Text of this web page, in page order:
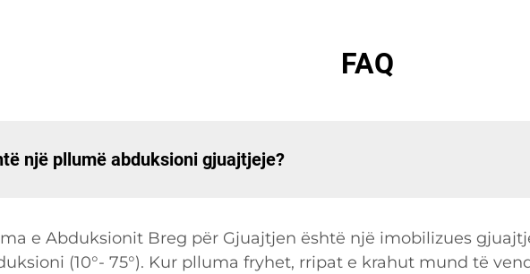
FAQ
një pllumë abduksioni gjuajtjeje?
e Abduksionit Breg për Gjuajtjen është një imobilizues
(10°- 75°). Kur plluma fryhet, rripat e krahut mund të